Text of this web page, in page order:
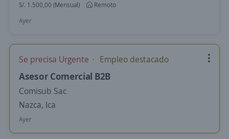
S/. 1.500,00 (Mensual)
Remoto
Ayer
Se precisa Urgente Empleo destacado
Asesor Comercial B2B
Comisub Sac
Nazca, Ica
Ayer